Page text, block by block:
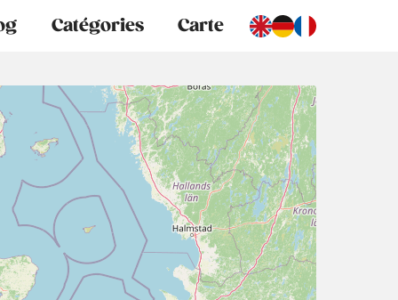
Catégories Carte